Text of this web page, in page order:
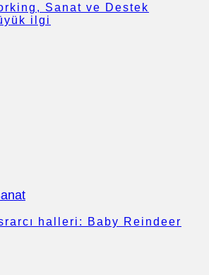
Sanat ve Destek
ilgi
halleri: Baby Reindeer